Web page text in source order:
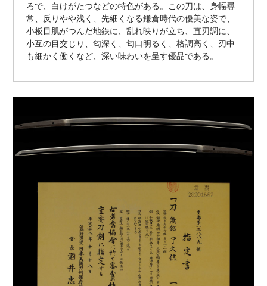
ろで、白けがたつなどの特色がある。この刀は、身幅尋
常、反りやや浅く、先細くなる鎌倉時代の優美な姿で、
小板目肌がつんだ地鉄に、乱れ映りが立ち、直刃調に、
小互の目交じり、匂深く、匂口明るく、格調高く、刃中
も細かく働くなど、深い味わいを呈す優品である。